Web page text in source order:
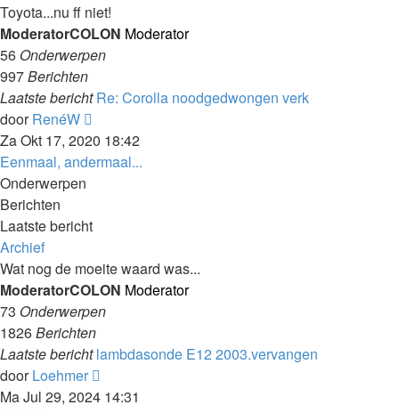
Toyota...nu ff niet!
ModeratorCOLON Moderator
56 Onderwerpen
997Berichten
Laatste bericht Re: Corolla noodgedwongen verk
doorRenéW
bericht
bekijken
Za Okt 17, 2020 18:42
Eenmaal, andermaal...
Onderwerpen
Berichten
Laatste bericht
Archief
Wat nog de moeite waard was...
ModeratorCOLON Moderator
73 Onderwerpen
1826Berichten
Laatste bericht lambdasonde E12 2003.vervangen
doorLoehmer
bericht
Ma Jul 29, 2024 14:31